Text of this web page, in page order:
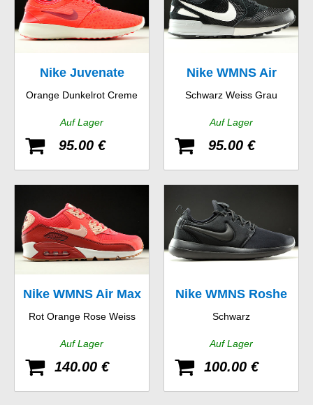
Nike Juvenate
Orange Dunkelrot Creme
Auf Lager
95.00 €
Nike WMNS Air
Pegasus 89
Schwarz Weiss Grau
Auf Lager
95.00 €
Nike WMNS Air Max
90 Essential
Rot Orange Rose Weiss
Auf Lager
140.00 €
Nike WMNS Roshe
Two
Schwarz
Auf Lager
100.00 €